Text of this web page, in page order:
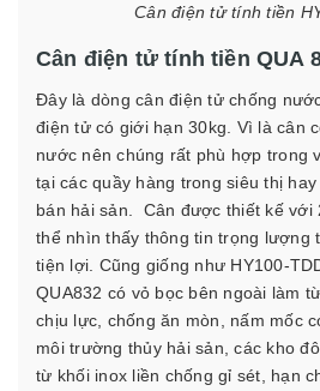
Cân điện tử tính tiền
Cân điện tử tính tiền QUA
Đây là dòng cân điện tử chống
điện tử có giới hạn 30kg. Vì là cân
nước nên chúng rất phù hợp trong
tại các quầy hàng trong siêu thị
bán hải sản.
Cân được thiết kế với
thể nhìn thấy thông tin trọng lượng
tiện lợi. Cũng giống như HY100-
QUA832 có vỏ bọc bên ngoài làm
chịu lực, chống ăn mòn, nấm mốc
môi trường thủy hải sản, các kho
từ khối inox liền chống gỉ sét, hạn